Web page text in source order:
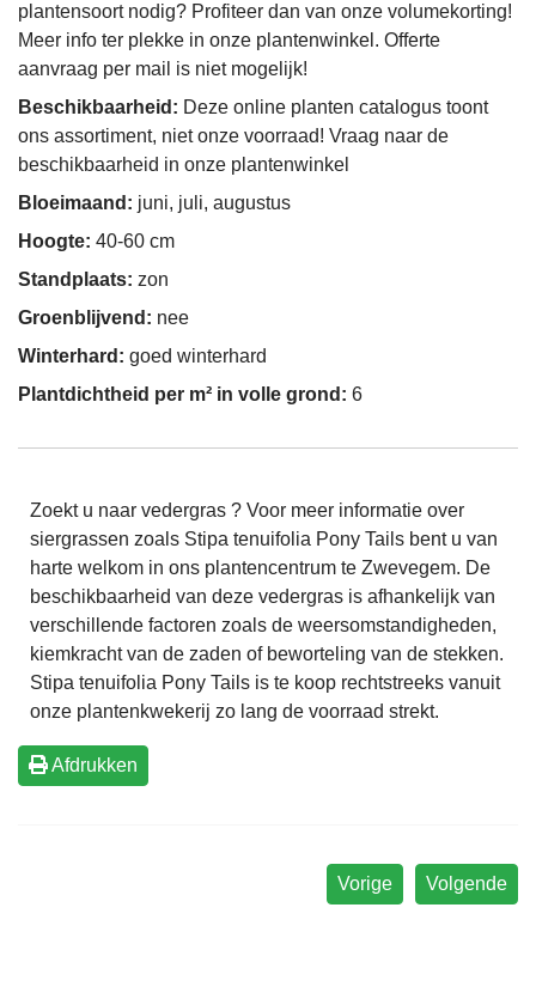
plantensoort nodig? Profiteer dan van onze volumekorting!
Meer info ter plekke in onze plantenwinkel. Offerte
aanvraag per mail is niet mogelijk!
Beschikbaarheid: Deze online planten catalogus toont
ons assortiment, niet onze voorraad! Vraag naar de
beschikbaarheid in onze plantenwinkel
Bloeimaand: juni, juli, augustus
Hoogte: 40-60 cm
Standplaats: zon
Groenblijvend: nee
Winterhard: goed winterhard
Plantdichtheid per m² in volle grond: 6
Zoekt u naar vedergras ? Voor meer informatie over
siergrassen zoals Stipa tenuifolia Pony Tails bent u van
harte welkom in ons plantencentrum te Zwevegem. De
beschikbaarheid van deze vedergras is afhankelijk van
verschillende factoren zoals de weersomstandigheden,
kiemkracht van de zaden of beworteling van de stekken.
Stipa tenuifolia Pony Tails is te koop rechtstreeks vanuit
onze plantenkwekerij zo lang de voorraad strekt.
Afdrukken
Volgende
Vorige